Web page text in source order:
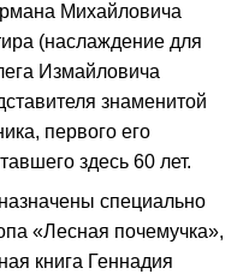
Михайловича
(наслаждение для
Измайловича
знаменитой
первого его
здесь 60 лет.
специально
«Лесная почемучка»,
книга Геннадия